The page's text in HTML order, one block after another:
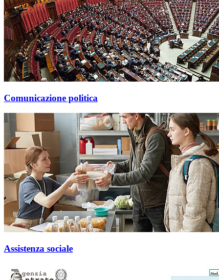
Comunicazione politica
Assistenza sociale